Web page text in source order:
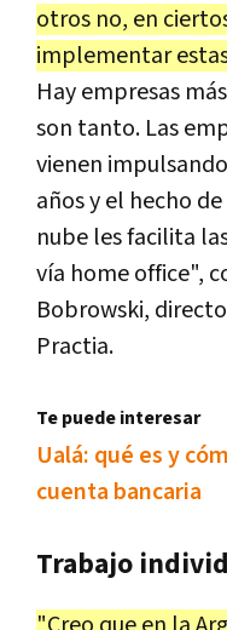
otros no, en
implementar
Hay empresas
son tanto. Las
vienen
años y el hecho
nube les facilita
vía home office",
Bobrowski,
Practia.
Te puede interesar
Ualá: qué es y
cuenta bancaria
Trabajo